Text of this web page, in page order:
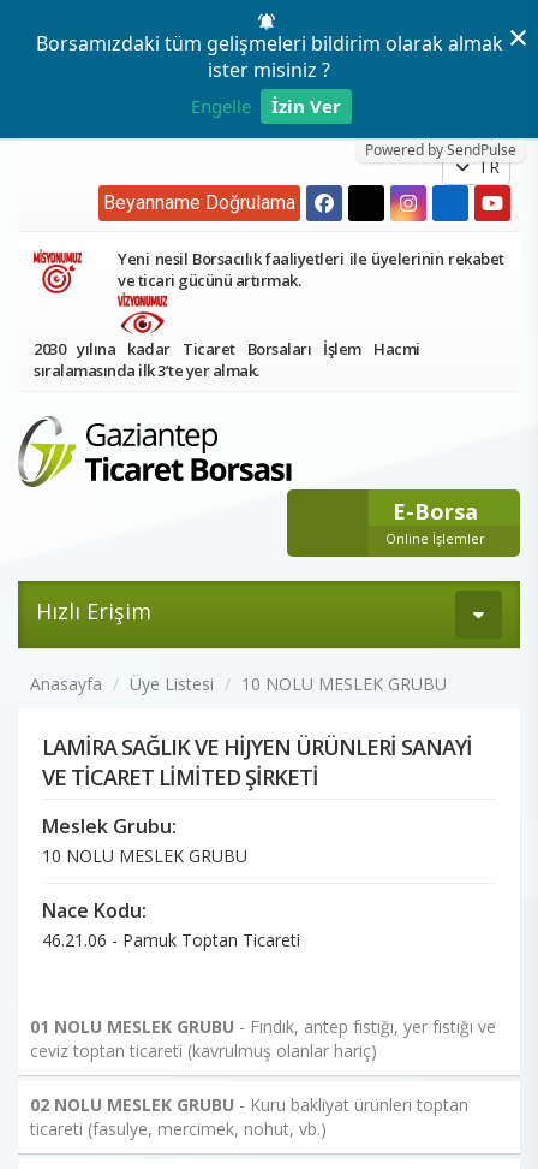
Borsamızdaki tüm gelişmeleri bildirim olarak almak
ister misiniz ?
Engelle İzin Ver
Powered by SendPulse
×
TR
Beyanname Doğrulama
Yeni nesil Borsacılık faaliyetleri ile üyelerinin rekabet
ve ticari gücünü artırmak.
2030 yılına kadar Ticaret Borsaları İşlem Hacmi
sıralamasında ilk 3’te yer almak.
E-Borsa
Online İşlemler
Hızlı Erişim
Anasayfa Üye Listesi 10 NOLU MESLEK GRUBU
LAMİRA SAĞLIK VE HİJYEN ÜRÜNLERİ SANAYİ
VE TİCARET LİMİTED ŞİRKETİ
Meslek Grubu:
10 NOLU MESLEK GRUBU
Nace Kodu:
46.21.06 - Pamuk Toptan Ticareti
01 NOLU MESLEK GRUBU - Fındık, antep fıstığı, yer fıstığı ve
ceviz toptan ticareti (kavrulmuş olanlar hariç)
02 NOLU MESLEK GRUBU - Kuru bakliyat ürünleri toptan
ticareti (fasulye, mercimek, nohut, vb.)